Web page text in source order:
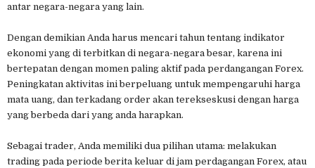
antar negara-negara yang lain.
Dengan demikian Anda harus mencari tahun tentang indikator
ekonomi yang di terbitkan di negara-negara besar, karena ini
bertepatan dengan momen paling aktif pada perdangangan Forex.
Peningkatan aktivitas ini berpeluang untuk mempengaruhi harga
mata uang, dan terkadang order akan terekseskusi dengan harga
yang berbeda dari yang anda harapkan.
Sebagai trader, Anda memiliki dua pilihan utama: melakukan
trading pada periode berita keluar di jam perdagangan Forex, atau